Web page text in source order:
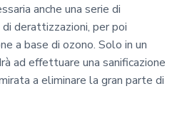
anche una serie di
derattizzazioni, per poi
a base di ozono. Solo in un
ad effettuare una sanificazione
a eliminare la gran parte di